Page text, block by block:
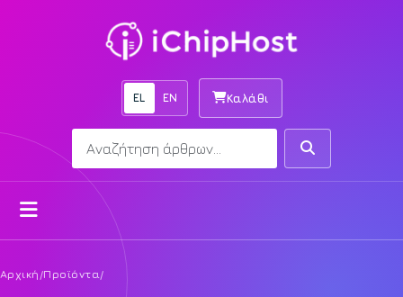
EL EN Καλάθι
Αναζήτηση
Αναζήτηση
Άνοιγμα μενού
Αρχική /Προϊόντα/